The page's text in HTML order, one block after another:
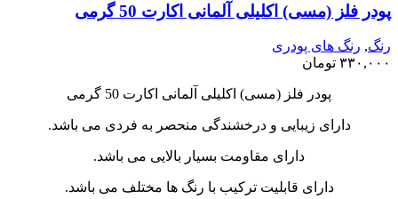
پودر فلز (مسی) اکلیلی آلمانی اکارت 50 گرمی
رنگ, رنگ های پودری
۳۳۰,۰۰۰ تومان
پودر فلز (مسی) اکلیلی آلمانی اکارت 50 گرمی
دارای زیبایی و درخشندگی منحصر به فردی می باشد.
دارای مقاومت بسیار بالایی می باشد.
دارای قابلیت ترکیب با رنگ ها مختلف می باشد.